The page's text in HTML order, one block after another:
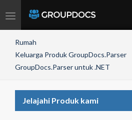
Toggle
Rumah
Keluarga Produk GroupDocs.Parser
GroupDocs.Parser untuk .NET
Jelajahi Produk kami